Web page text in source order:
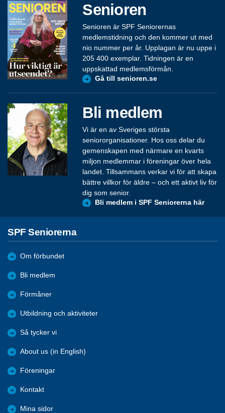
Senioren
Senioren är SPF Seniorernas
medlemstidning och den kommer ut med
nio nummer per år. Upplagan är nu uppe i
205 400 exemplar. Tidningen är en
uppskattad medlemsförmån.
Gå till senioren.se
Bli medlem
Vi är en av Sveriges största
seniororganisationer. Hos oss delar du
gemenskapen med närmare en kvarts
miljon medlemmar i föreningar över hela
landet. Tillsammans verkar vi för att skapa
bättre villkor för äldre – och ett aktivt liv för
dig som senior.
Bli medlem i SPF Seniorerna här
SPF Seniorerna
Om förbundet
Bli medlem
Förmåner
Utbildning och aktiviteter
Så tycker vi
About us (in English)
Föreningar
Kontakt
Mina sidor